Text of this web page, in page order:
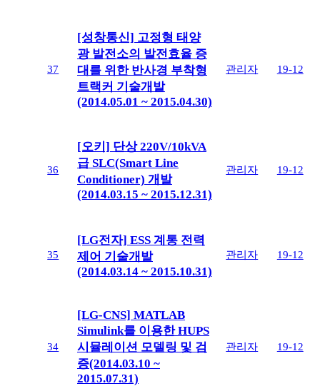
37
[성창통신] 고정형 태양
광 발전소의 발전효율 증
대를 위한 반사경 부착형
트랙커 기술개발
(2014.05.01 ~ 2015.04.30)
관리자 19-12
36
[오키] 단상 220V/10kVA
급 SLC(Smart Line
Conditioner) 개발
(2014.03.15 ~ 2015.12.31)
관리자 19-12
35
[LG전자] ESS 계통 전력
제어 기술개발
(2014.03.14 ~ 2015.10.31)
관리자 19-12
34
[LG-CNS] MATLAB
Simulink를 이용한 HUPS
시뮬레이션 모델링 및 검
증(2014.03.10 ~
2015.07.31)
관리자 19-12